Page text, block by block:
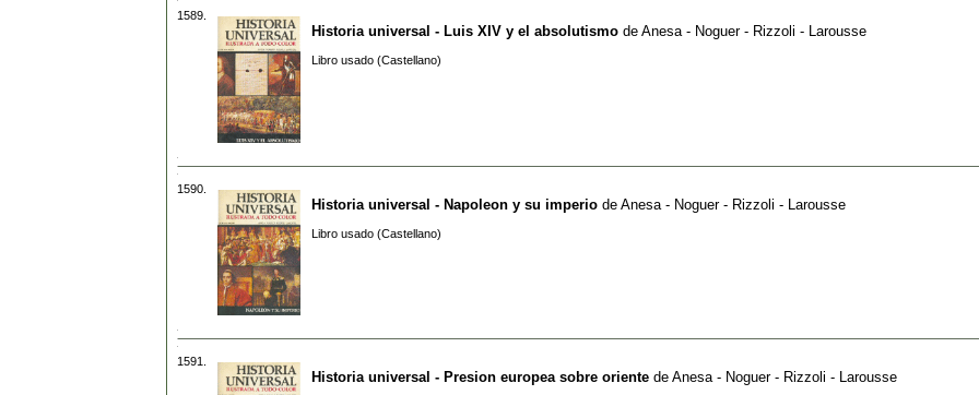
1589.
Historia universal - Luis XIV y el absolutismo de Anesa - Noguer - Rizzoli - Larousse
Libro usado (Castellano)
1590.
Historia universal - Napoleon y su imperio de Anesa - Noguer - Rizzoli - Larousse
Libro usado (Castellano)
1591.
Historia universal - Presion europea sobre oriente de Anesa - Noguer - Rizzoli - Larousse